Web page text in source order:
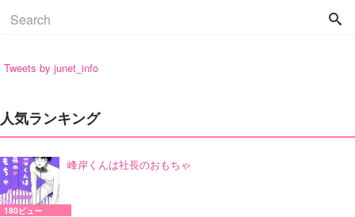
Tweets by junet_info
人気ランキング
峰岸くんは社長のおもちゃ
180ビュー